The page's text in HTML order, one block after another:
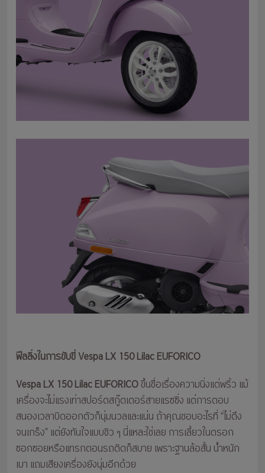
ฟีลลิ่งในการขับขี่ Vespa LX 150 Lilac EUFORICO
Vespa LX 150 Lilac EUFORICOขึ้นชื่อเรื่องความนิ่งแต่พริ้ว แม้
เครื่องจะไม่แรงเท่าสปอร์ตสกู๊ตเตอร์สายแรซซิ่ง แต่การตอบ
สนองเวลาบิดออกตัวก็นุ่มนวลและแน่น ถ้าคุณชอบอะไรที่ “ไม่ตึง
จนเกร็ง” แต่ยังทันใจแบบชิว ๆ นี่แหละใช่เลย การเลี้ยวในตรอก
ซอกซอยหรือแทรกตอนรถติดก็สบาย เพราะฐานล้อสั้น น้ำหนัก
เบา แถมเสียงเครื่องยังนุ่มอีกด้วย